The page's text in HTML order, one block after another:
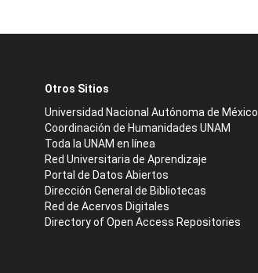
Otros Sitios
Universidad Nacional Autónoma de México
Coordinación de Humanidades UNAM
Toda la UNAM en línea
Red Universitaria de Aprendizaje
Portal de Datos Abiertos
Dirección General de Bibliotecas
Red de Acervos Digitales
Directory of Open Access Repositories